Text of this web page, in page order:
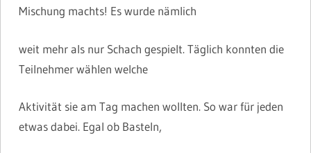
Mischung machts! Es wurde nämlich
weit mehr als nur Schach gespielt. Täglich konnten die
Teilnehmer wählen welche
Aktivität sie am Tag machen wollten. So war für jeden
etwas dabei. Egal ob Basteln,